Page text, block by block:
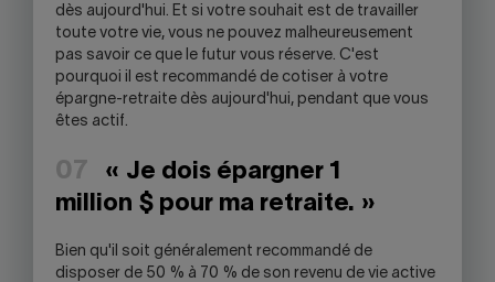
dès aujourd'hui. Et si votre souhait est de travailler
toute votre vie, vous ne pouvez malheureusement
pas savoir ce que le futur vous réserve. C'est
pourquoi il est recommandé de cotiser à votre
épargne-retraite dès aujourd'hui, pendant que vous
êtes actif.
07
« Je dois épargner 1
million $ pour ma retraite. »
Bien qu'il soit généralement recommandé de
disposer de 50 % à 70 % de son revenu de vie active